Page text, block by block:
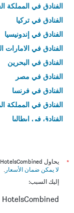
الفنادق في المملكة
الفنادق في تركيا
الفنادق في إندونيسيا
الفنادق في الامارات
الفنادق في البحرين
الفنادق في مصر
الفنادق في فرنسا
الفنادق في المملكة
الفنادق في إيطاليا
*
يحاول HotelsCombined بشكل دائم الحصول على الأسعار الدقيقة، ولكن
لا يمكن ضمان الأسعار .
إليك السبب:
HotelsCombined ليس البائع